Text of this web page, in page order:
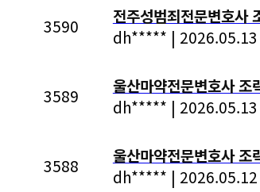
3590
전주성범죄전문변호
dh***** | 2026.05.13
3589
울산마약전문변호사
dh***** | 2026.05.13
3588
울산마약전문변호사
dh***** | 2026.05.12